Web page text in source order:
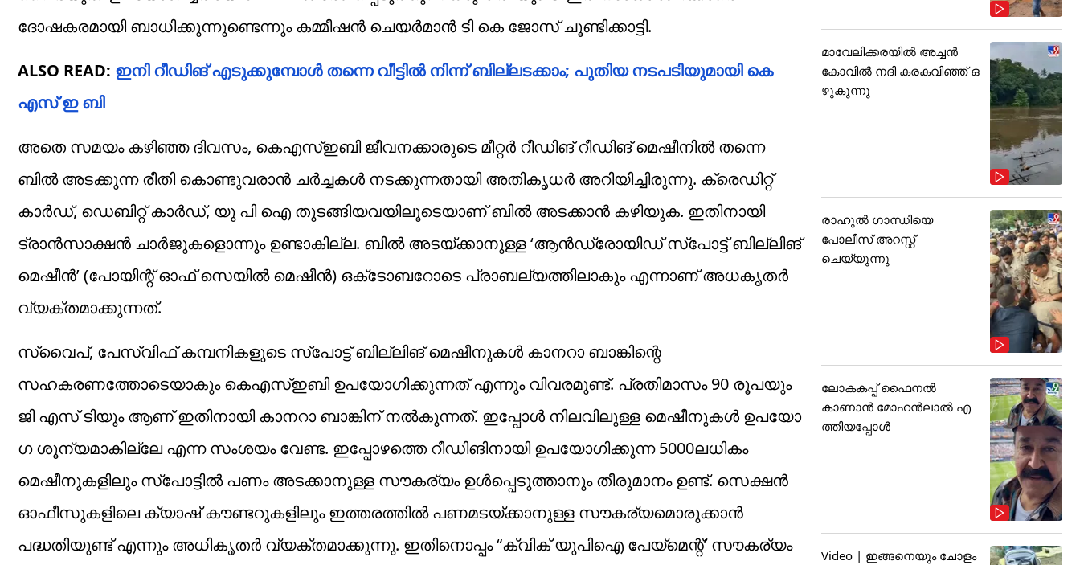
ദോഷകരമായി ബാധിക്കുന്നുണ്ടെന്നും കമ്മീഷൻ ചെയർമാൻ ടി കെ ജോസ് ചൂണ്ടിക്കാട്ടി.
ALSO READ: ഇനി റീഡിങ് എടുക്കുമ്പോൾ തന്നെ വീട്ടിൽ നിന്ന് ബില്ലടക്കാം; പുതിയ നടപടിയുമായി കെ
എസ് ഇ ബി
അതെ സമയം കഴിഞ്ഞ ദിവസം, കെഎസ്‌ഇബി ജീവനക്കാരുടെ മീറ്റർ റീഡിങ്‌ റീഡിങ് മെഷീനിൽ തന്നെ
ബിൽ അടക്കുന്ന രീതി കൊണ്ടുവരാൻ ചർച്ചകൾ നടക്കുന്നതായി അതികൃധർ അറിയിച്ചിരുന്നു. ക്രെഡിറ്റ്‌
കാർഡ്‌, ഡെബിറ്റ്‌ കാർഡ്‌, യു പി ഐ തുടങ്ങിയവയിലൂടെയാണ് ബിൽ അടക്കാൻ കഴിയുക. ഇതിനായി
ട്രാൻസാക്ഷൻ ചാർജുകളൊന്നും ഉണ്ടാകില്ല. ബിൽ അടയ്‌ക്കാനുള്ള ‘ആൻഡ്രോയിഡ്‌ സ്‌പോട്ട്‌ ബില്ലിങ്‌
മെഷീൻ’ (പോയിന്റ്‌ ഓഫ്‌ സെയിൽ മെഷീൻ) ഒക്‌ടോബറോടെ പ്രാബല്യത്തിലാകും എന്നാണ് അധകൃതർ
വ്യക്തമാക്കുന്നത്.
സ്വൈപ്‌, പേസ്വിഫ്‌ കമ്പനികളുടെ സ്‌പോട്ട്‌ ബില്ലിങ്‌ മെഷീനുകൾ കാനറാ ബാങ്കിന്റെ
സഹകരണത്തോടെയാകും കെഎസ്ഇബി ഉപയോഗിക്കുന്നത്‌ എന്നും വിവരമുണ്ട്. പ്രതിമാസം 90 രൂപയും
ജി എസ്‌ ടിയും ആണ് ഇതിനായി കാനറാ ബാങ്കിന്‌ നൽകുന്നത്. ഇപ്പോൾ നിലവിലുള്ള മെഷീനുകൾ ഉപയോ​
ഗ ശൂന്യമാകില്ലേ എന്ന സംശയം വേണ്ട. ഇപ്പോഴത്തെ റീഡിങിനായി ഉപയോഗിക്കുന്ന 5000ലധികം
മെഷീനുകളിലും സ്‌പോട്ടിൽ പണം അടക്കാനുള്ള സൗകര്യം ഉൾപ്പെടുത്താനും തീരുമാനം ഉണ്ട്. സെക്ഷൻ
ഓഫീസുകളിലെ ക്യാഷ്‌ കൗണ്ടറുകളിലും ഇത്തരത്തിൽ പണമടയ്‌ക്കാനുള്ള സൗകര്യമൊരുക്കാൻ
പദ്ധതിയുണ്ട്‌ എന്നും അധികൃതർ വ്യക്തമാക്കുന്നു. ഇതിനൊപ്പം “ക്വിക്‌ യുപിഐ പേയ്‌മെന്റ്‌’ സൗകര്യം
മാവേലിക്കരയിൽ അച്ചൻ
കോവിൽ നദി കരകവിഞ്ഞ് ഒ
ഴുകുന്നു
രാഹുൽ ഗാന്ധിയെ
പോലീസ് അറസ്റ്റ്
ചെയ്യുന്നു
ലോകകപ്പ് ഫൈനൽ
കാണാൻ മോഹൻലാൽ എ
ത്തിയപ്പോൾ
Video | ഇങ്ങനെയും ചോളം